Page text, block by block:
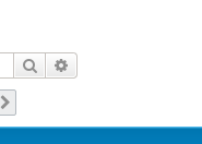
Поиск